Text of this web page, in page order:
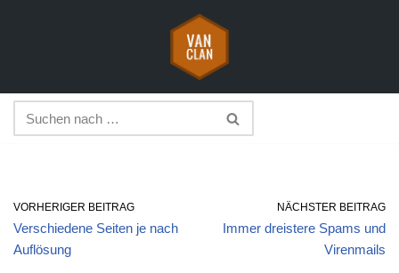
springen
VORHERIGER BEITRAG
Verschiedene Seiten je nach
Auflösung
NÄCHSTER BEITRAG
Immer dreistere Spams und
Virenmails